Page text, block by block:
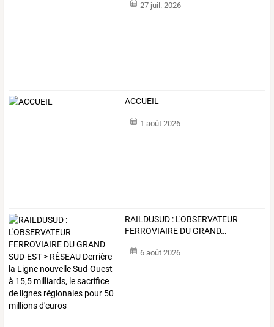
27 juil. 2026
ACCUEIL
1 août 2026
RAILDUSUD : L'OBSERVATEUR
FERROVIAIRE DUGRAND…
6 août 2026